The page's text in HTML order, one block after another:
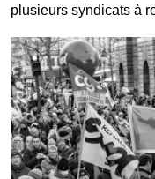
plusieurs syndicats à